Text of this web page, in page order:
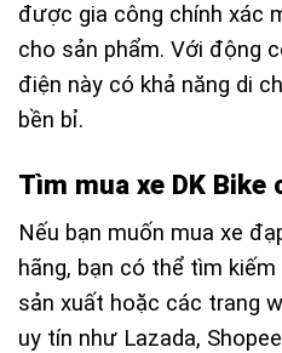
được gia công chính xác
cho sản phẩm. Với động
điện này có khả năng di
bền bỉ.
Tìm mua xe DK Bike
Nếu bạn muốn mua xe
hãng, bạn có thể tìm
sản xuất hoặc các trang
uy tín như Lazada,